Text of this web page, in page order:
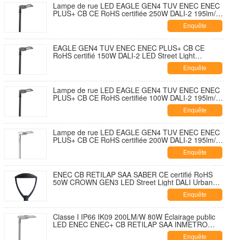
Lampe de rue LED EAGLE GEN4 TUV ENEC ENEC
PLUS+ CB CE RoHS certifiée 250W DALI-2 195lm/W
avec capuchon de fermeture de prise NEMA 7
broches et conception à ouverture sans outil et
autonettoyante avec parasurtenseur 10KV
Enquête
maintenant
EAGLE GEN4 TUV ENEC ENEC PLUS+ CB CE
RoHS certifié 150W DALI-2 LED Street Light
195lm/W Avec 7 PIN NEMA Socket Shorting Cap et
10KV SPD Développement sans outil et sans
ouverture et autodécouvrant
Enquête
maintenant
Lampe de rue LED EAGLE GEN4 TUV ENEC ENEC
PLUS+ CB CE RoHS certifiée 100W DALI-2 195lm/W
avec capuchon de fermeture de douille NEMA 7
broches et parasurtenseur 10KV Conception à
ouverture sans outil et autonettoyante
Enquête
maintenant
Lampe de rue LED EAGLE GEN4 TUV ENEC ENEC
PLUS+ CB CE RoHS certifiée 200W DALI-2 195lm/W
avec capuchon de fermeture de douille NEMA 7
broches et parasurtenseur 10KV Conception à
ouverture sans outil et autonettoyante
Enquête
maintenant
ENEC CB RETILAP SAA SABER CE certifié RoHS
50W CROWN GEN3 LED Street Light DALI Urban
Street Light Garden Light INMETRO IP66 Design
Enquête
maintenant
Classe I IP66 IK09 200LM/W 80W Éclairage public
LED ENEC ENEC+ CB RETILAP SAA INMETRO
Certifié Zhaga-D4i Garantie 10 ans Conception
Enquête